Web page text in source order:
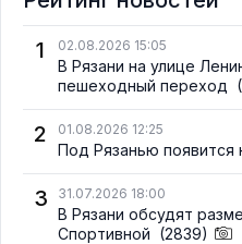
1
02.08.2026 15:05
В Рязани на улице
пешеходный переход
2 01.08.2026 12:25
Под Рязанью появится
3 31.07.2026 18:00
В Рязани обсудят
Спортивной (2839)